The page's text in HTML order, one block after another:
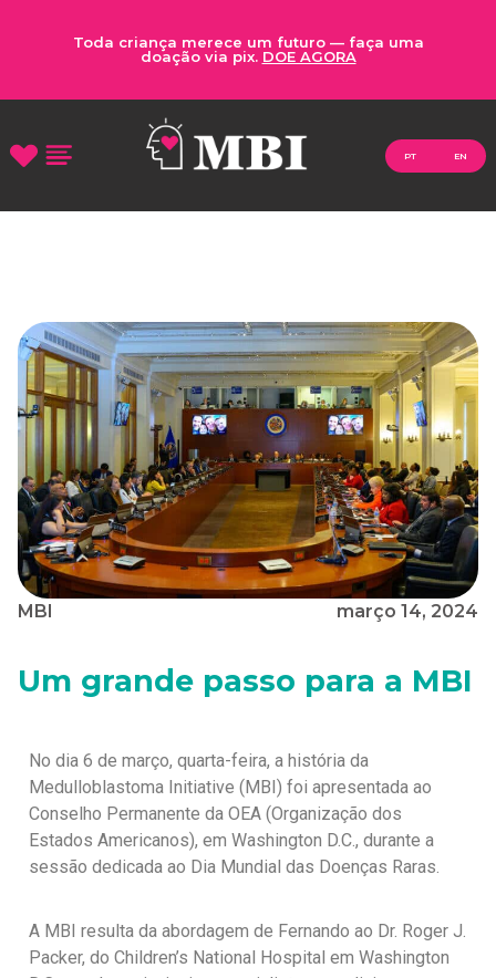
Toda criança merece um futuro — faça uma
doação via pix. DOE AGORA
PT EN
MBI março 14, 2024
Um grande passo para a MBI
No dia 6 de março, quarta-feira, a história da
Medulloblastoma Initiative (MBI) foi apresentada ao
Conselho Permanente da OEA (Organização dos
Estados Americanos), em Washington D.C., durante a
sessão dedicada ao Dia Mundial das Doenças Raras.
A MBI resulta da abordagem de Fernando ao Dr. Roger J.
Packer, do Children’s National Hospital em Washington